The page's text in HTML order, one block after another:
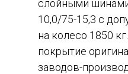
слойными
10,0/75-15,3 с
на колесо 1850
покрытие
заводов-